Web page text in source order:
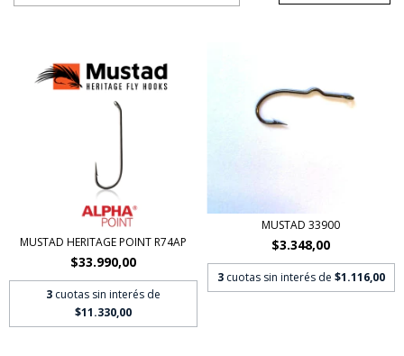
MUSTAD HERITAGE POINT R74AP
$33.990,00
3 cuotas sin interés de
$11.330,00
MUSTAD 33900
$3.348,00
3 cuotas sin interés de $1.116,00